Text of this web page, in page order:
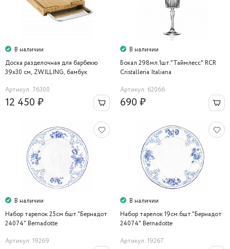
В наличии
Доска разделочная для барбекю
39х30 см, ZWILLING, бамбук
Артикул: 76300
12 450 ₽
В наличии
Бокал 298мл.1шт."Таймлесс" RCR
Cristalleria Italiana
Артикул: 62066
690 ₽
В наличии
Набор тарелок 25см.6шт."Бернадот
24074" Bernadotte
Артикул: 19269
В наличии
Набор тарелок 19см.6шт."Бернадот
24074" Bernadotte
Артикул: 19267